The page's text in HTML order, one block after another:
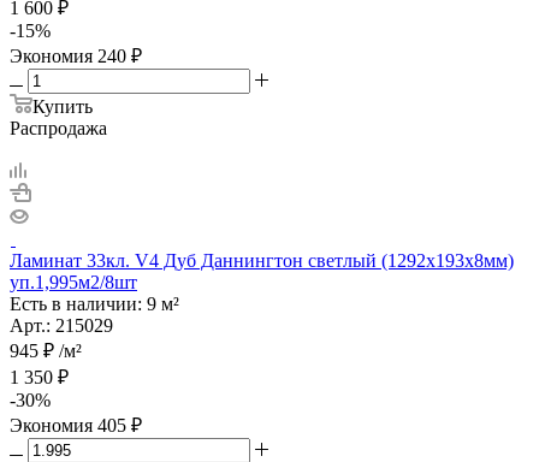
1 600 ₽
-15%
Экономия 240 ₽
Купить
Распродажа
Ламинат 33кл. V4 Дуб Даннингтон светлый (1292х193х8мм)
уп.1,995м2/8шт
Есть в наличии: 9 м²
Арт.: 215029
945 ₽ /м²
1 350 ₽
-30%
Экономия 405 ₽